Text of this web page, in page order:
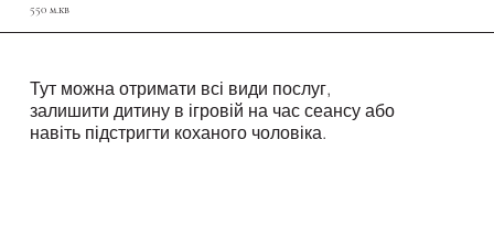
550 м.кв
Тут можна отримати всі види послуг,
залишити дитину в ігровій на час сеансу або
навіть підстригти коханого чоловіка.